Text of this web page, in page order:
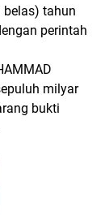
belas) tahun
perintah
milyar
bukti